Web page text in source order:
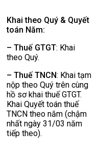
Khai theo Quý & Quyết
toán Năm:
– Thuế GTGT: Khai
theo Quý.
– Thuế TNCN: Khai tạm
nộp theo Quý trên cùng
hồ sơ khai thuế GTGT.
Khai Quyết toán thuế
TNCN theo năm (chậm
nhất ngày 31/03 năm
tiếp theo).